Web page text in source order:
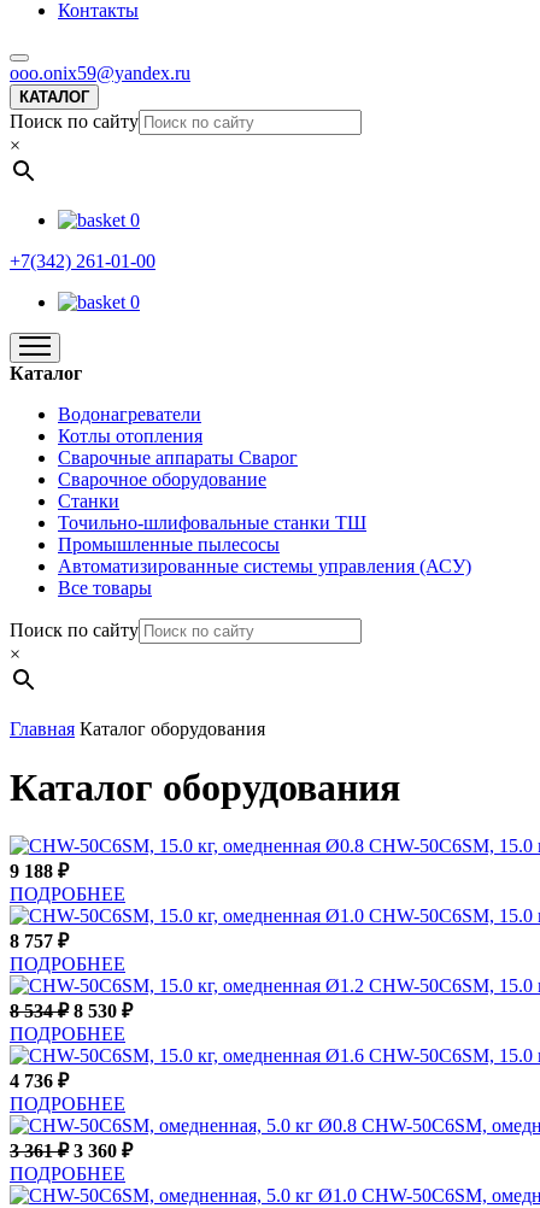
Контакты
ooo.onix59@yandex.ru
КАТАЛОГ
Поиск по сайту
×
0
+7(342) 261-01-00
0
Каталог
Водонагреватели
Котлы отопления
Сварочные аппараты Сварог
Сварочное оборудование
Станки
Точильно-шлифовальные станки ТШ
Промышленные пылесосы
Автоматизированные системы управления (АСУ)
Все товары
Поиск по сайту
×
Главная Каталог оборудования
Каталог оборудования
CHW-50C6SM, 15.0
9 188 ₽
ПОДРОБНЕЕ
CHW-50C6SM, 15.0
8 757 ₽
ПОДРОБНЕЕ
CHW-50C6SM, 15.0
8 534₽ 8 530 ₽
ПОДРОБНЕЕ
CHW-50C6SM, 15.0
4 736 ₽
ПОДРОБНЕЕ
CHW-50C6SM,
3 361₽ 3 360 ₽
ПОДРОБНЕЕ
CHW-50C6SM,